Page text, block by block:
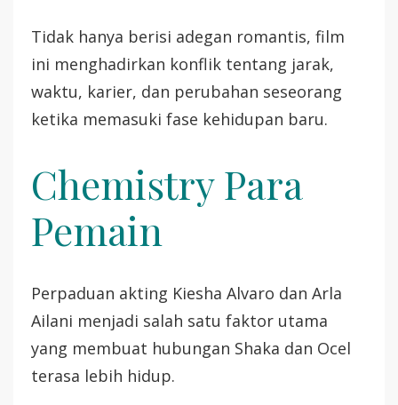
Tidak hanya berisi adegan romantis, film
ini menghadirkan konflik tentang jarak,
waktu, karier, dan perubahan seseorang
ketika memasuki fase kehidupan baru.
Chemistry Para
Pemain
Perpaduan akting Kiesha Alvaro dan Arla
Ailani menjadi salah satu faktor utama
yang membuat hubungan Shaka dan Ocel
terasa lebih hidup.